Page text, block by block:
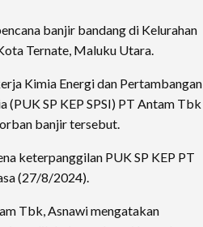
banjir bandang di Kelurahan
Ternate, Maluku Utara.
Kimia Energi dan Pertambangan
(PUK SP KEP SPSI) PT Antam Tbk
banjir tersebut.
keterpanggilan PUK SP KEP PT
(27/8/2024).
Tbk, Asnawi mengatakan